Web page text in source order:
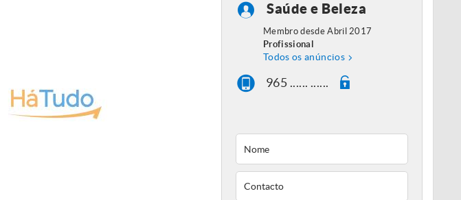
Saúde e Beleza
Membro desde Abril 2017
Profissional
Todos os anúncios
965 ...... ......